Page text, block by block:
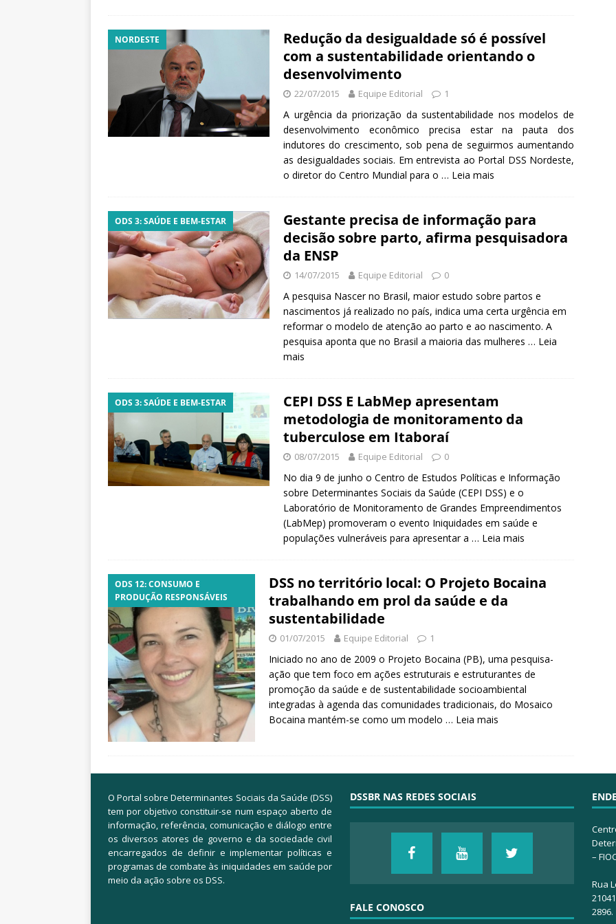
NORDESTE
Redução da desigualdade só é possível
com a sustentabilidade orientando o
desenvolvimento
22/07/2015 Equipe Editorial 1
A urgência da priorização da sustentabilidade nos modelos de
desenvolvimento econômico precisa estar na pauta dos
indutores do crescimento, sob pena de seguirmos aumentando
as desigualdades sociais. Em entrevista ao Portal DSS Nordeste,
o diretor do Centro Mundial para o … Leia mais
ODS 3: SAÚDE E BEM-ESTAR
Gestante precisa de informação para
decisão sobre parto, afirma pesquisadora
da ENSP
14/07/2015 Equipe Editorial 0
A pesquisa Nascer no Brasil, maior estudo sobre partos e
nascimentos já realizado no país, indica uma certa urgência em
reformar o modelo de atenção ao parto e ao nascimento. A
pesquisa aponta que no Brasil a maioria das mulheres … Leia
mais
ODS 3: SAÚDE E BEM-ESTAR
CEPI DSS E LabMep apresentam
metodologia de monitoramento da
tuberculose em Itaboraí
08/07/2015 Equipe Editorial 0
No dia 9 de junho o Centro de Estudos Políticas e Informação
sobre Determinantes Sociais da Saúde (CEPI DSS) e o
Laboratório de Monitoramento de Grandes Empreendimentos
(LabMep) promoveram o evento Iniquidades em saúde e
populações vulneráveis para apresentar a … Leia mais
ODS 12: CONSUMO E
PRODUÇÃO RESPONSÁVEIS
DSS no território local: O Projeto Bocaina
trabalhando em prol da saúde e da
sustentabilidade
01/07/2015 Equipe Editorial 1
Iniciado no ano de 2009 o Projeto Bocaina (PB), uma pesquisa-
ação que tem foco em ações estruturais e estruturantes de
promoção da saúde e de sustentabilidade socioambiental
integradas à agenda das comunidades tradicionais, do Mosaico
Bocaina mantém-se como um modelo … Leia mais
O Portal sobre Determinantes Sociais da Saúde (DSS)
tem por objetivo constituir-se num espaço aberto de
informação, referência, comunicação e diálogo entre
os diversos atores de governo e da sociedade civil
encarregados de definir e implementar políticas e
programas de combate às iniquidades em saúde por
meio da ação sobre os DSS.
DSSBR NAS REDES SOCIAIS
FALE CONOSCO
–
Rua
2896.